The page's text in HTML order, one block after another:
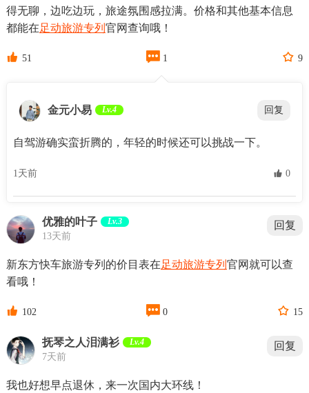
得无聊，边吃边玩，旅途氛围感拉满。价格和其他基本信息
都能在足动旅游专列 官网查询哦！
 51  1  9
金元小易 Lv.4 回复
自驾游确实蛮折腾的，年轻的时候还可以挑战一下。
1天前  0
优雅的叶子 Lv.3
13天前
回复
新东方快车旅游专列的价目表在足动旅游专列 官网就可以查
看哦！
 102  0  15
抚琴之人泪满衫 Lv.4
7天前
回复
我也好想早点退休，来一次国内大环线！